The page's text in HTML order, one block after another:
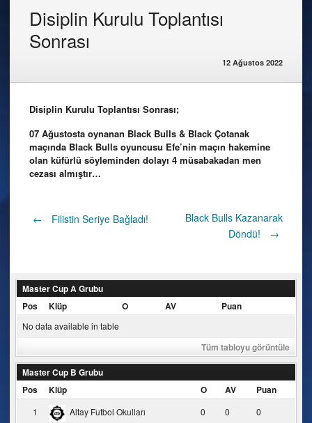
Disiplin Kurulu Toplantısı
Sonrası
12 Ağustos 2022
Disiplin Kurulu Toplantısı Sonrası;
07 Ağustosta oynanan Black Bulls & Black Çotanak
maçında Black Bulls oyuncusu Efe’nin maçın hakemine
olan küfürlü söyleminden dolayı 4 müsabakadan men
cezası almıştır…
Post
← Filistin Seriye Bağladı!
Black Bulls Kazanarak
Döndü!
→
Master Cup A Grubu
Pos
Klüp O AV Puan
No data available in table
Tüm tabloyu görüntüle
Master Cup B Grubu
Pos
Klüp O AV Puan
1 Altay Futbol Okulları 0 0 0